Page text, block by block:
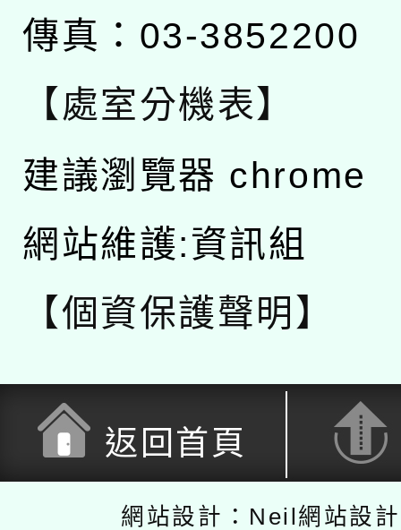
傳真：03-3852200
【處室分機表】
建議瀏覽器 chrome
網站維護:資訊組
【個資保護聲明】
返回首頁
網站設計：Neil網站設